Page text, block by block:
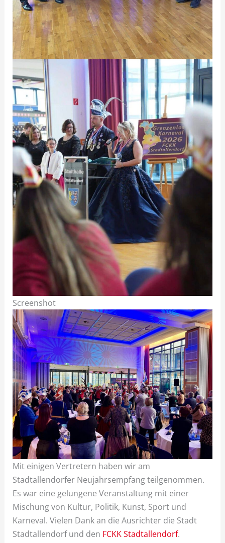
Screenshot
Mit einigen Vertretern haben wir am
Stadtallendorfer Neujahrsempfang teilgenommen.
Es war eine gelungene Veranstaltung mit einer
Mischung von Kultur, Politik, Kunst, Sport und
Karneval. Vielen Dank an die Ausrichter die Stadt
Stadtallendorf und den FCKK Stadtallendorf.